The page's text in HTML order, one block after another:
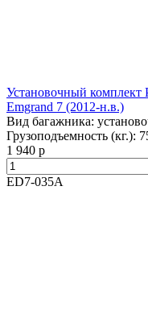
Установочный
Emgrand 7 (2012-н.в.)
Вид багажника:
Грузоподъемность (кг.):
1 940 р
ED7-035A